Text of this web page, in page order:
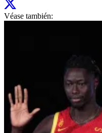
Véase también: